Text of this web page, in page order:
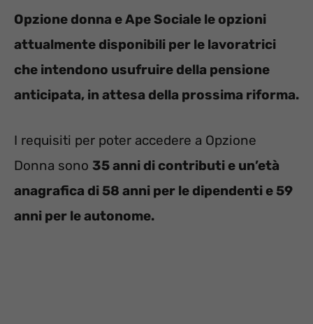
Opzione donna e Ape Sociale le opzioni
attualmente disponibili per le lavoratrici
che intendono usufruire della pensione
anticipata, in attesa della prossima riforma.
I requisiti per poter accedere a Opzione
Donna sono 35 anni di contributi e un’età
anagrafica di 58 anni per le dipendenti e 59
anni per le autonome.